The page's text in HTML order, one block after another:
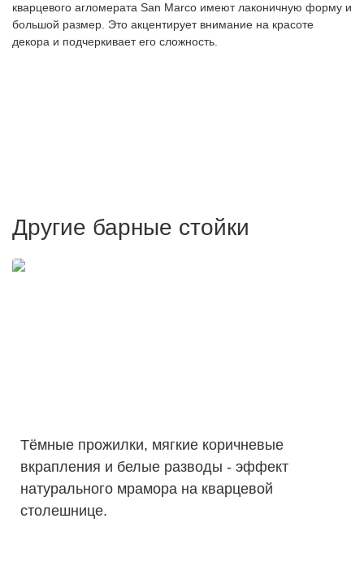
кварцевого агломерата San Marco имеют лаконичную форму и
большой размер. Это акцентирует внимание на красоте
декора и подчеркивает его сложность.
Другие барные стойки
Тёмные прожилки, мягкие коричневые
вкрапления и белые разводы - эффект
натурального мрамора на кварцевой
столешнице.